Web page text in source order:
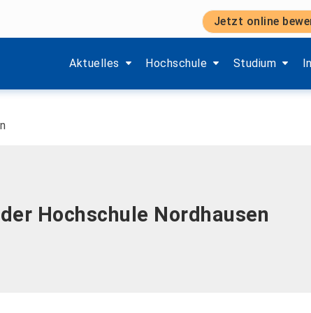
Jetzt online
Aktuelles
Zeige Menü-Unterpunkte von 'Aktuelles'.
Hochschule
Zeige Menü-Unterpunkte von
Studium
Zeige Menü-
Hochschule Nordhausen